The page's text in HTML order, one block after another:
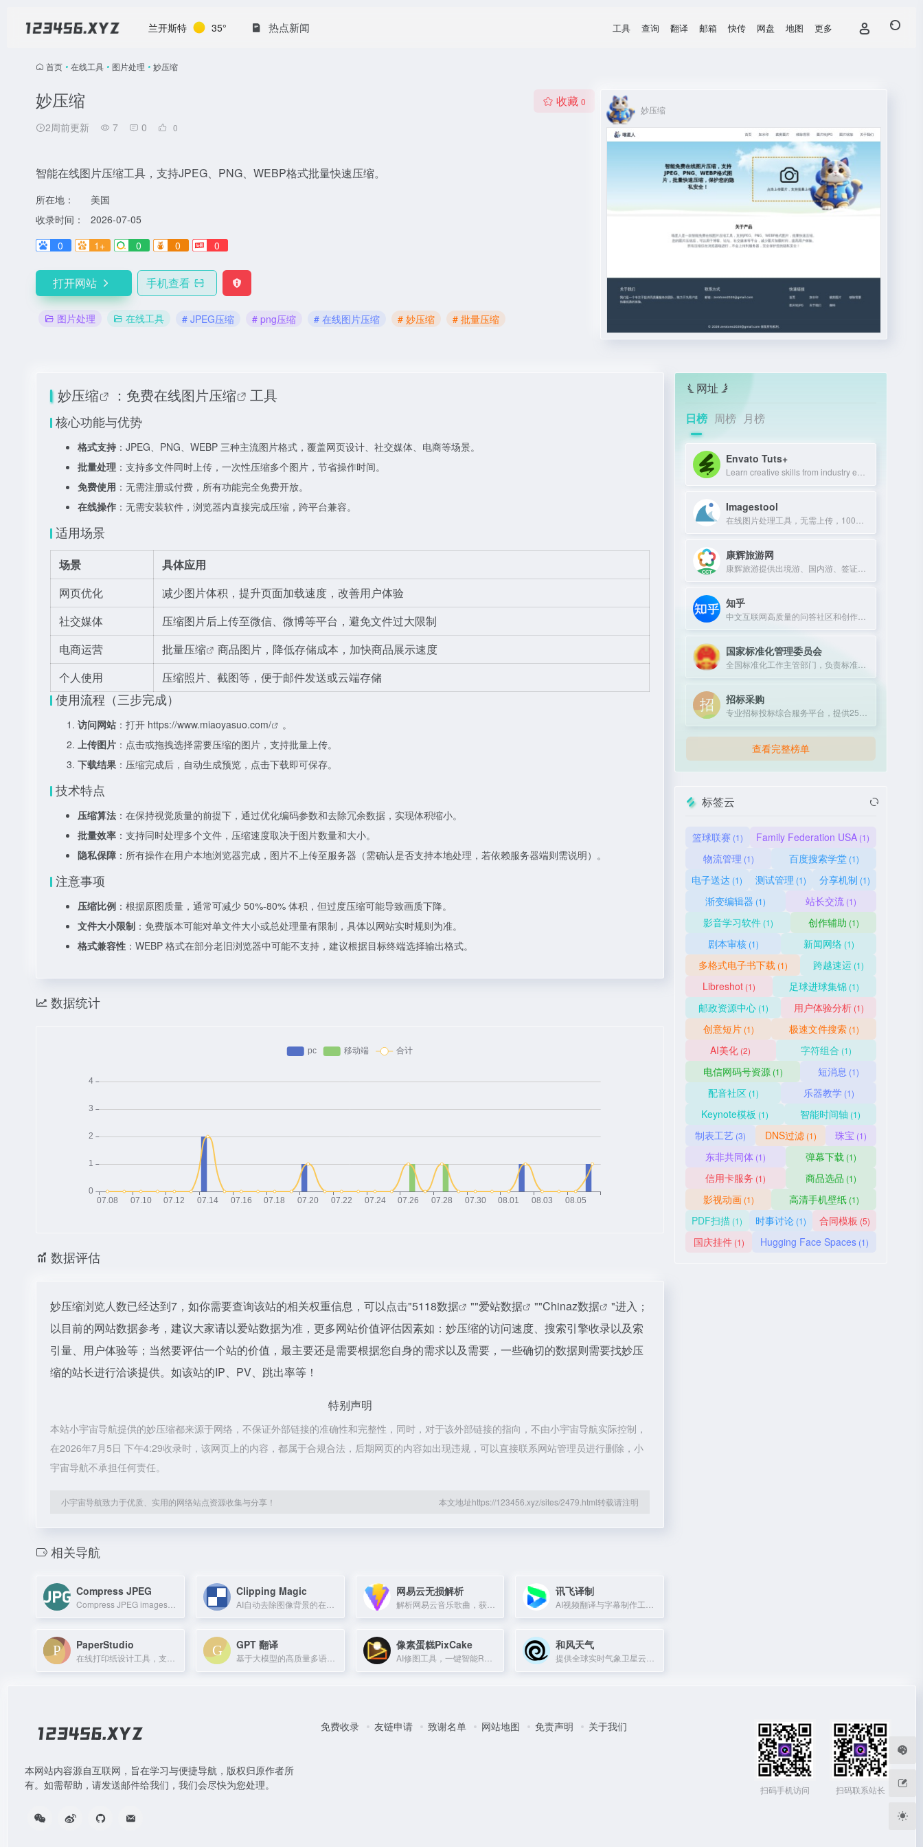
兰开斯特 35° 热点新闻 工具 查询 翻译 邮箱 快传 网盘 地图 更多
首页 • 在线工具 • 图片处理 • 妙压缩
妙压缩
2周前更新 7 0 0
收藏 0
智能在线图片压缩工具，支持JPEG、PNG、WEBP格式批量快速压缩。
所在地：
美国
收录时间：
2026-07-05
0
1+ 0 0 0
打开网站 手机查看
图片处理 在线工具 # JPEG压缩 # png压缩 # 在线图片压缩 # 妙压缩 # 批量压缩
妙压缩
妙压缩 ：免费在线图片压缩 工具
核心功能与优势
格式支持 ：JPEG、PNG、WEBP 三种主流图片格式，覆盖网页设计、社交媒体、电商等场景。
批量处理 ：支持多文件同时上传，一次性压缩多个图片，节省操作时间。
免费使用 ：无需注册或付费，所有功能完全免费开放。
在线操作 ：无需安装软件，浏览器内直接完成压缩，跨平台兼容。
适用场景
场景
具体应用
网页优化
减少图片体积，提升页面加载速度，改善用户体验
社交媒体
压缩图片后上传至微信、微博等平台，避免文件过大限制
电商运营
批量压缩
商品图片，降低存储成本，加快商品展示速度
个人使用
压缩照片、截图等，便于邮件发送或云端存储
使用流程（三步完成）
访问网站 ：打开 https://www.miaoyasuo.com/
。
上传图片 ：点击或拖拽选择需要压缩的图片，支持批量上传。
下载结果 ：压缩完成后，自动生成预览，点击下载即可保存。
技术特点
压缩算法 ：在保持视觉质量的前提下，通过优化编码参数和去除冗余数据，实现体积缩小。
批量效率 ：支持同时处理多个文件，压缩速度取决于图片数量和大小。
隐私保障 ：所有操作在用户本地浏览器完成，图片不上传至服务器（需确认是否支持本地处理，若依赖服务器端则需说明）。
注意事项
压缩比例 ：根据原图质量，通常可减少 50%-80% 体积，但过度压缩可能导致画质下降。
文件大小限制 ：免费版本可能对单文件大小或总处理量有限制，具体以网站实时规则为准。
格式兼容性 ：WEBP 格式在部分老旧浏览器中可能不支持，建议根据目标终端选择输出格式。
数据统计
数据评估
妙压缩浏览人数已经达到7，如你需要查询该站的相关权重信息，可以点击"5118数据 ""爱站数据 ""Chinaz数据
"进入；
以目前的网站数据参考，建议大家请以爱站数据为准，更多网站价值评估因素如：妙压缩的访问速度、搜索引擎收录以及索
引量、用户体验等；当然要评估一个站的价值，最主要还是需要根据您自身的需求以及需要，一些确切的数据则需要找妙压
缩的站长进行洽谈提供。如该站的IP、PV、跳出率等！
特别声明
本站小宇宙导航提供的妙压缩都来源于网络，不保证外部链接的准确性和完整性，同时，对于该外部链接的指向，不由小宇宙导航实际控制，
在2026年7月5日 下午4:29收录时，该网页上的内容，都属于合规合法，后期网页的内容如出现违规，可以直接联系网站管理员进行删除，小
宇宙导航不承担任何责任。
小宇宙导航致力于优质、实用的网络站点资源收集与分享！ 本文地址https://123456.xyz/sites/2479.html转载请注明
相关导航
Compress JPEG Clipping Magic 网易云无损解析
解析网易云音乐歌曲，获取无损音质下载链接。
讯飞译制
PaperStudio GPT 翻译
基于大模型的高质量多语言在线翻译工具，支持文档翻译与上下文感知。
像素蛋糕PixCake 和风天气
网址
日榜 周榜 月榜
Envato Tuts+
Imagestool
康辉旅游网
知乎
国家标准化管理委员会
招标采购
查看完整榜单
标签云
篮球联赛(1) Family Federation USA (1)
物流管理 (1) 百度搜索学堂(1)
电子送达 (1) 测试管理 (1) 分享机制 (1)
渐变编辑器 (1) 站长交流 (1)
影音学习软件(1) 创作辅助 (1)
剧本审核(1) 新闻网络(1)
多格式电子书下载 (1) 跨越速运 (1)
Libreshot(1) 足球进球集锦 (1)
邮政资源中心(1) 用户体验分析(1)
创意短片(1) 极速文件搜索(1)
AI美化 (2) 字符组合 (1)
电信网码号资源(1) 短消息 (1)
配音社区(1) 乐器教学(1)
Keynote模板 (1) 智能时间轴 (1)
制表工艺(3) DNS过滤(1) 珠宝 (1)
东非共同体 (1) 弹幕下载 (1)
信用卡服务 (1) 商品选品 (1)
影视动画(1) 高清手机壁纸(1)
PDF扫描 (1) 时事讨论 (1) 合同模板 (5)
国庆挂件(1) Hugging Face Spaces(1)
本网站内容源自互联网，旨在学习与便捷导航，版权归原作者所
有。如需帮助，请发送邮件给我们，我们会尽快为您处理。
免费收录 友链申请 致谢名单 网站地图 免责声明 关于我们
扫码手机访问 扫码联系站长